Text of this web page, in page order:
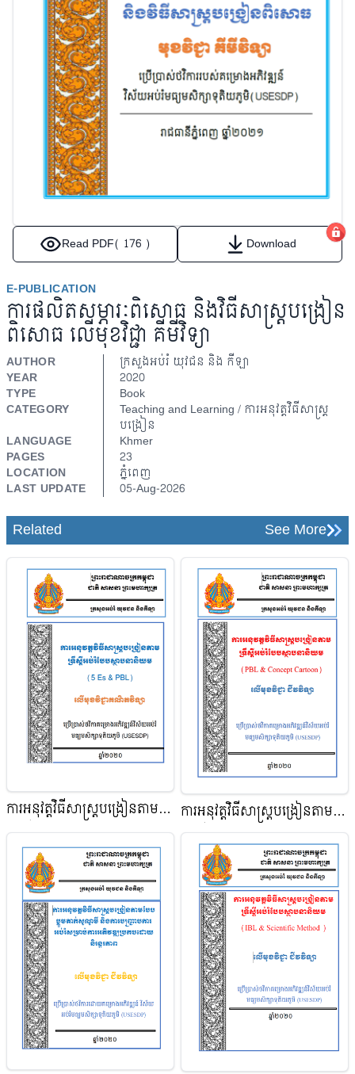
Read PDF( 176 ) Download
E-PUBLICATION
ការផលិតសម្ភារៈពិសោធ និងវិធីសាស្ត្របង្រៀន
ពិសោធ​ លើមុខវិជ្ជា គីមីវិទ្យា
AUTHOR
ក្រសួងអប់រំ យុវជន​ និង កីឡា
YEAR
2020
TYPE
Book
CATEGORY
Teaching and Learning / ការអនុវត្តវិធីសាស្ត្រ
បង្រៀន
LANGUAGE
Khmer
PAGES
23
LOCATION
ភ្នំពេញ
LAST UPDATE
05-Aug-2026
Related See More
ការអនុវត្តវិធីសាស្ត្របង្រៀនតាម
ទ្រឹស្ដីអប់រំបែបស្ថាបនានិយម (5
Es & PBL) មុខវិជ្ជាគណិតវិទ្យា
ការអនុវត្តវិធីសាស្ត្របង្រៀនតាម
ទ្រឹស្ដីអប់រំបែបស្ថាបនានិយម​
(PBL&Concept Cartoon) មុខ
វិជ្ជា ជីវវិទ្យា